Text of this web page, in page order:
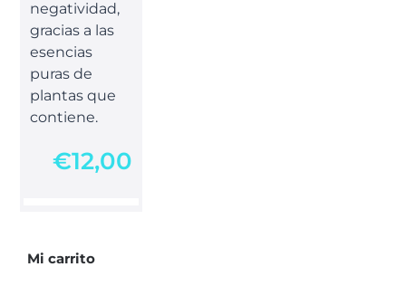
negatividad,
gracias a las
esencias
puras de
plantas que
contiene.
€12,00
Mi carrito